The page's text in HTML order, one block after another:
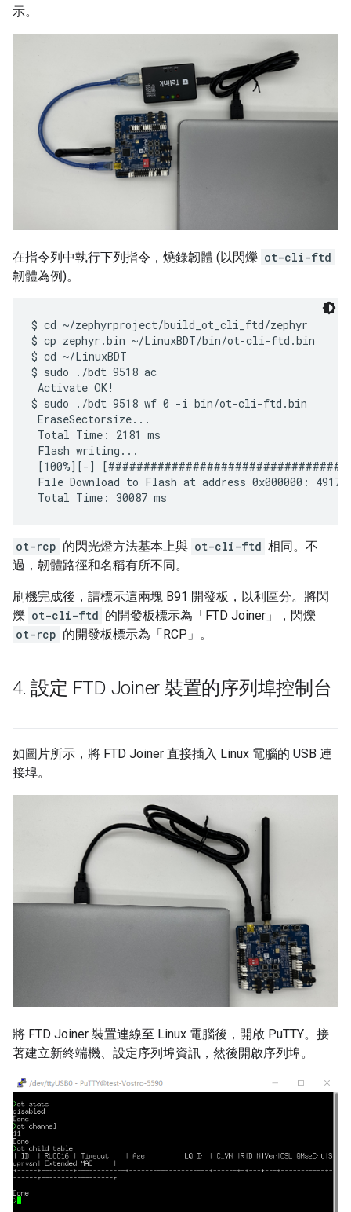
示。
在指令列中執行下列指令，燒錄韌體 (以閃爍 ot-cli-ftd
韌體為例)。
$ cd ~/zephyrproject/build_ot_cli_ftd/zephyr
$ cp zephyr.bin ~/LinuxBDT/bin/ot-cli-ftd.bin
$ cd ~/LinuxBDT
$ sudo ./bdt 9518 ac
Activate OK!
$ sudo ./bdt 9518 wf 0 -i bin/ot-cli-ftd.bin
EraseSectorsize...
Total Time: 2181 ms
Flash writing...
[100%][-]
File Download to Flash at address 0x000000:
ot-rcp 的閃光燈方法基本上與 ot-cli-ftd 相同。不
過，韌體路徑和名稱有所不同。
刷機完成後，請標示這兩塊 B91 開發板，以利區分。將閃
爍 ot-cli-ftd 的開發板標示為「FTD Joiner」，閃爍
ot-rcp 的開發板標示為「RCP」。
4. 設定 FTD Joiner 裝置的序列埠控制台
如圖片所示，將 FTD Joiner 直接插入 Linux 電腦的 USB 連
接埠。
將 FTD Joiner 裝置連線至 Linux 電腦後，開啟 PuTTY。接
著建立新終端機、設定序列埠資訊，然後開啟序列埠。